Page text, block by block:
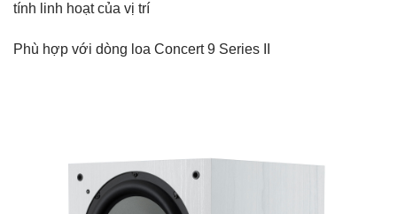
tính linh hoạt của vị trí
Phù hợp với dòng loa Concert 9 Series II